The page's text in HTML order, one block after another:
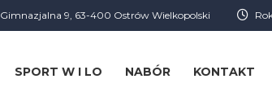
Gimnazjalna 9, 63-400 Ostrów Wielkopolski
SPORT W I LO NABÓR KONTAKT